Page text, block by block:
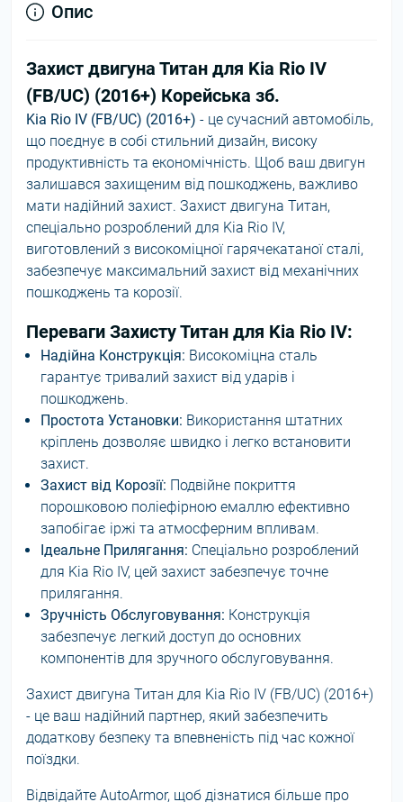
Опис
Захист двигуна Титан для Kia Rio IV
(FB/UC) (2016+) Корейська зб.
Kia Rio IV (FB/UC) (2016+) - це сучасний автомобіль,
що поєднує в собі стильний дизайн, високу
продуктивність та економічність. Щоб ваш двигун
залишався захищеним від пошкоджень, важливо
мати надійний захист. Захист двигуна Титан,
спеціально розроблений для Kia Rio IV,
виготовлений з високоміцної гарячекатаної сталі,
забезпечує максимальний захист від механічних
пошкоджень та корозії.
Переваги Захисту Титан для Kia Rio IV:
Надійна Конструкція: Високоміцна сталь
гарантує тривалий захист від ударів і
пошкоджень.
Простота Установки: Використання штатних
кріплень дозволяє швидко і легко встановити
захист.
Захист від Корозії: Подвійне покриття
порошковою поліефірною емаллю ефективно
запобігає іржі та атмосферним впливам.
Ідеальне Прилягання: Спеціально розроблений
для Kia Rio IV, цей захист забезпечує точне
прилягання.
Зручність Обслуговування: Конструкція
забезпечує легкий доступ до основних
компонентів для зручного обслуговування.
Захист двигуна Титан для Kia Rio IV (FB/UC) (2016+)
- це ваш надійний партнер, який забезпечить
додаткову безпеку та впевненість під час кожної
поїздки.
Відвідайте AutoArmor, щоб дізнатися більше про